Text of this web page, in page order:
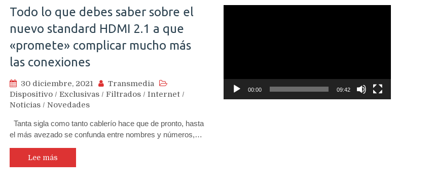
Todo lo que debes saber sobre el
nuevo standard HDMI 2.1 a que
«promete» complicar mucho más
las conexiones
30 diciembre, 2021
Transmedia
Dispositivo / Exclusivas / Filtrados / Internet /
Noticias / Novedades
Tanta sigla como tanto cablerío hace que de pronto, hasta
el más avezado se confunda entre nombres y números,…
Lee más
00:00 09:42